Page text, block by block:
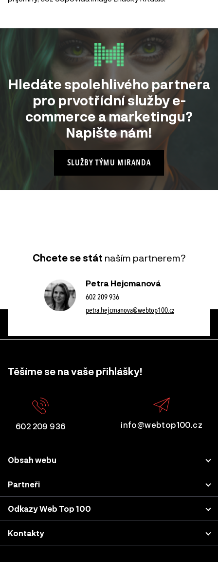
Hledáte spolehlivého partnera
pro prvotřídní služby e-
commerce a marketingu?
Napište nám!
SLUŽBY TÝMU MIRANDA
Chcete se stát naším partnerem?
Petra Hejcmanová
602 209 936
petra.hejcmanova@webtop100.cz
Těšíme se na vaše přihlášky!
602 209 936 info@webtop100.cz
Obsah webu
Porota
Přihlášení projektu
Akce a konference
Kategorie a kritéria
Nastavení cookies
Partneři
LUPA.cz
Podnikatel.cz
Odkazy Web Top 100
Výsledky z minulých let
Katalog agentur
Kontakty